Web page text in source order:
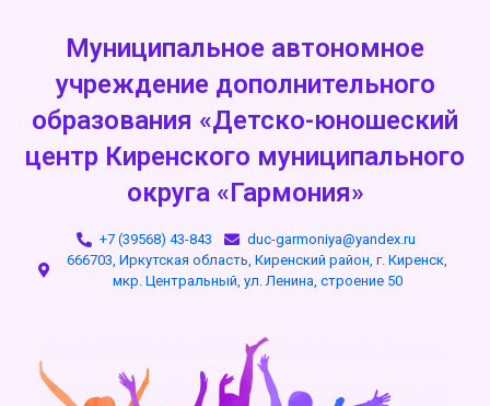
Муниципальное автономное
учреждение дополнительного
образования «Детско-юношеский
центр Киренского муниципального
округа «Гармония»
+7 (39568) 43-843
duc-garmoniya@yandex.ru
666703, Иркутская область, Киренский район, г. Киренск,
мкр. Центральный, ул. Ленина, строение 50